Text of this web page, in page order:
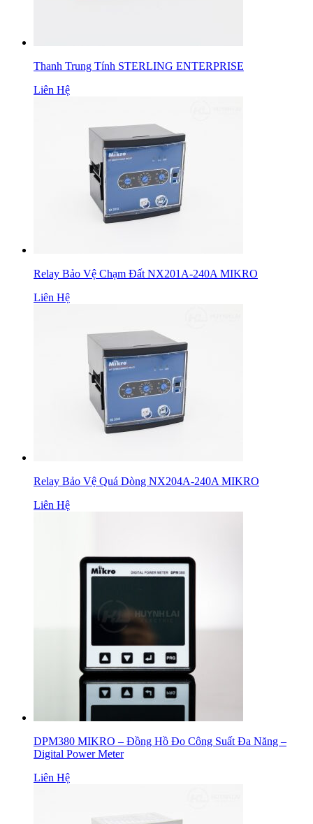
Thanh Trung Tính STERLING ENTERPRISE
Liên Hệ
Relay Bảo Vệ Chạm Đất NX201A-240A MIKRO
Liên Hệ
Relay Bảo Vệ Quá Dòng NX204A-240A MIKRO
Liên Hệ
DPM380 MIKRO – Đồng Hồ Đo Công Suất Đa Năng –
Digital Power Meter
Liên Hệ